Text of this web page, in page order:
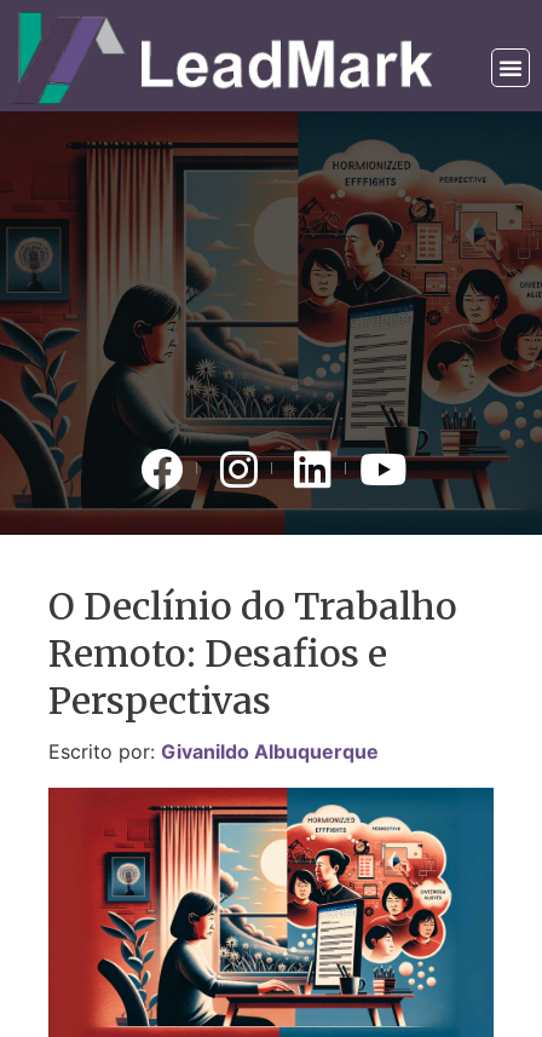
O Declínio do Trabalho
Remoto: Desafios e
Perspectivas
Escrito por: Givanildo Albuquerque